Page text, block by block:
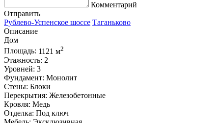
Комментарий
Отправить
Рублево-Успенское шоссе Таганьково
Описание
Дом
Площадь: 1121 м2
Этажность: 2
Уровней: 3
Фундамент: Монолит
Стены: Блоки
Перекрытия: Железобетонные
Кровля: Медь
Отделка: Под ключ